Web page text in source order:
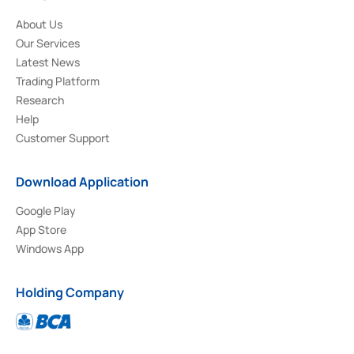
About Us
Our Services
Latest News
Trading Platform
Research
Help
Customer Support
Download Application
Google Play
App Store
Windows App
Holding Company